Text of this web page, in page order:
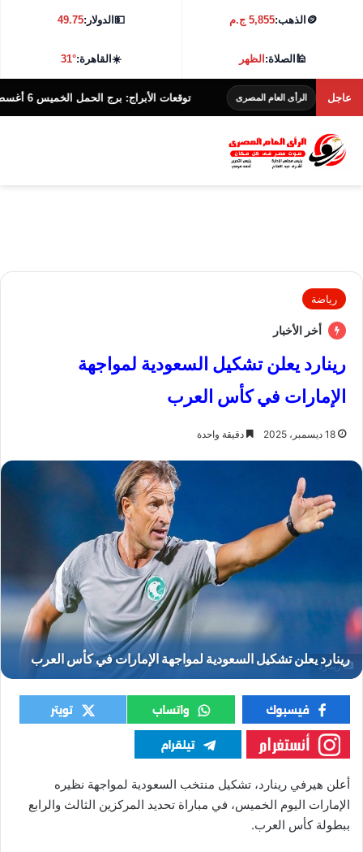
🪙 الذهب:5,855 ج.م 💵الدولار:49.75
🕌الصلاة:الظهر ☀️القاهرة:31°
عاجلالرأى العام المصرى توقعات الأبراج: برج الحمل الخميس 6 أغسطس
رياضة
أخر الأخبار
رينارد يعلن تشكيل السعودية لمواجهة
الإمارات في كأس العرب
18 ديسمبر، 2025 دقيقة واحدة
رينارد
أعلن هيرفي رينارد، تشكيل منتخب السعودية لمواجهة نظيره
الإمارات اليوم الخميس، في مباراة تحديد المركزين الثالث والرابع
ببطولة كأس العرب.